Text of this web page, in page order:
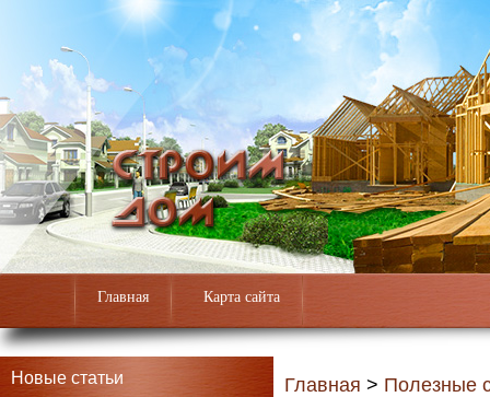
Главная Карта сайта
Новые статьи Главная > Полезные